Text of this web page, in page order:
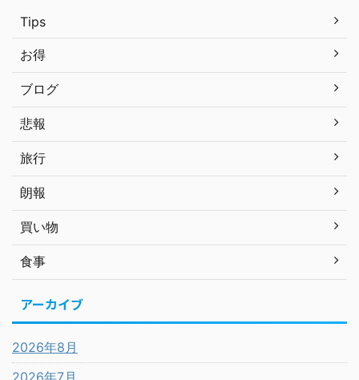
Tips
お得
ブログ
悲報
旅行
朗報
買い物
食事
アーカイブ
2026年8月